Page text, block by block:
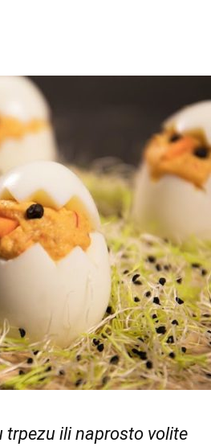
trpezu ili naprosto volite